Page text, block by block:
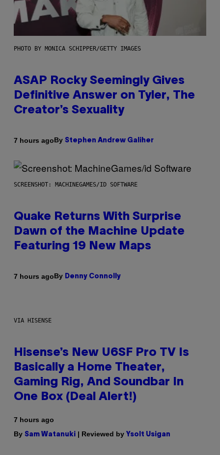
PHOTO BY MONICA SCHIPPER/GETTY IMAGES
ASAP Rocky Seemingly Gives
Definitive Answer on Tyler, The
Creator’s Sexuality
7 hours agoBy Stephen Andrew Galiher
SCREENSHOT: MACHINEGAMES/ID SOFTWARE
Quake Returns With Surprise
Dawn of the Machine Update
Featuring 19 New Maps
7 hours agoBy Denny Connolly
VIA HISENSE
Hisense’s New U6SF Pro TV Is
Basically a Home Theater,
Gaming Rig, And Soundbar In
One Box (Deal Alert!)
7 hours ago
By Sam Watanuki | Reviewed by Ysolt Usigan